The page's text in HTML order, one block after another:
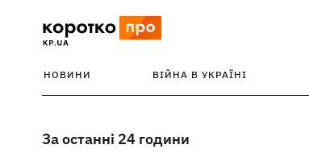
НОВИНИ ВІЙНА В УКРАЇНІ
За останні 24 години